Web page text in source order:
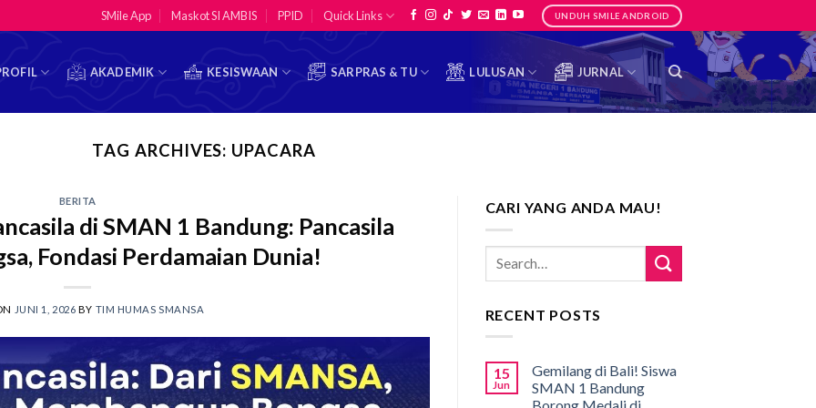
SMile App Maskot SI AMBIS PPID Quick Links UNDUH SMILE ANDROID
AKADEMIK KESISWAAN SARPRAS & TU LULUSAN JURNAL
TAG ARCHIVES: UPACARA
BERITA
di SMAN 1 Bandung: Pancasila
Fondasi Perdamaian Dunia!
JUNI 1, 2026 BY TIM HUMAS SMANSA
CARI YANG ANDA MAU!
RECENT POSTS
15
Jun
Gemilang di Bali! Siswa
SMAN 1 Bandung